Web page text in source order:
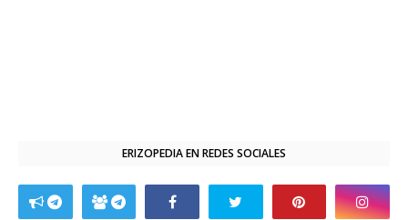
ERIZOPEDIA EN REDES SOCIALES